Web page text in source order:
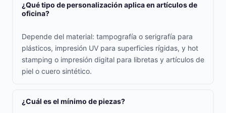
¿Qué tipo de personalización aplica en artículos de
oficina?
Depende del material: tampografía o serigrafía para
plásticos, impresión UV para superficies rígidas, y hot
stamping o impresión digital para libretas y artículos de
piel o cuero sintético.
¿Cuál es el mínimo de piezas?